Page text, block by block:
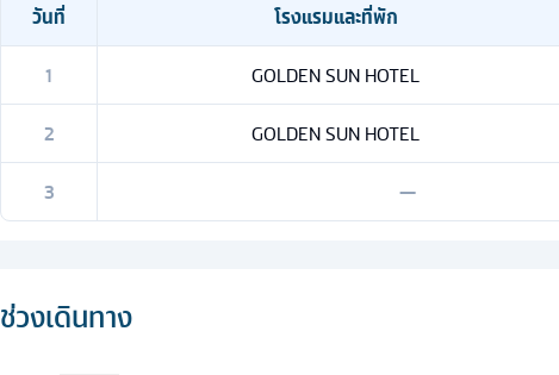
วันที่ โรงแรมและที่พัก
1
GOLDEN SUN HOTEL
2
GOLDEN SUN HOTEL
3
—
ช่วงเดินทาง